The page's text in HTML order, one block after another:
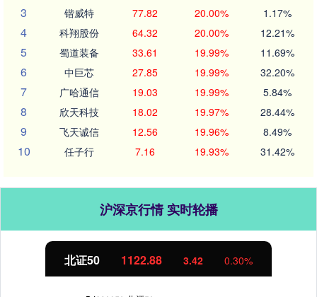
3 锴威特 77.82 20.00% 1.17%
4 科翔股份 64.32 20.00% 12.21%
5 蜀道装备 33.61 19.99% 11.69%
6 中巨芯 27.85 19.99% 32.20%
7 广哈通信 19.03 19.99% 5.84%
8 欣天科技 18.02 19.97% 28.44%
9 飞天诚信 12.56 19.96% 8.49%
10 任子行 7.16 19.93% 31.42%
沪深京行情 实时轮播
北证50 1122.88 3.42 0.30%